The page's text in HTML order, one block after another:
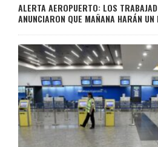
ALERTA AEROPUERTO: LOS
ANUNCIARON QUE MAÑANA HARÁN UN